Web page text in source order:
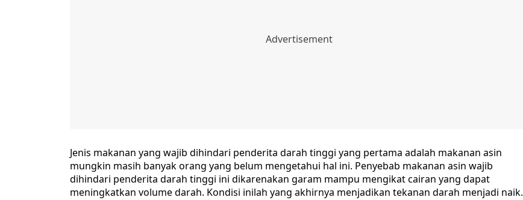
Jenis makanan yang wajib dihindari penderita darah tinggi yang pertama adalah makanan asin
mungkin masih banyak orang yang belum mengetahui hal ini. Penyebab makanan asin wajib
dihindari penderita darah tinggi ini dikarenakan garam mampu mengikat cairan yang dapat
meningkatkan volume darah. Kondisi inilah yang akhirnya menjadikan tekanan darah menjadi naik.